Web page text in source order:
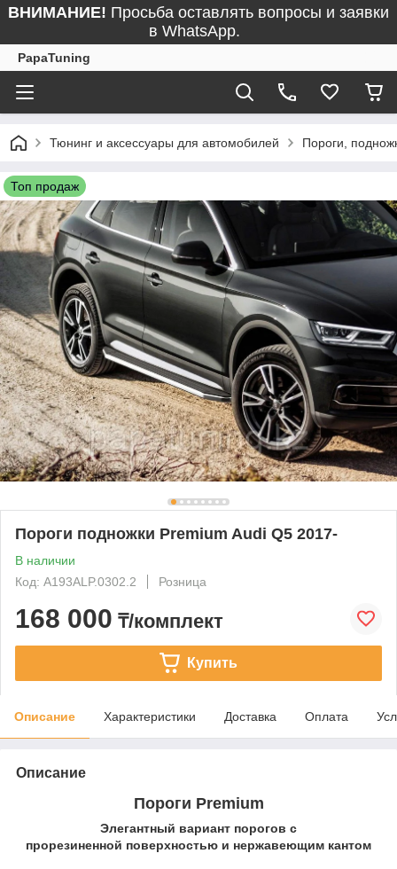
ВНИМАНИЕ! Просьба оставлять вопросы и заявки
в WhatsApp.
PapaTuning
Тюнинг и аксессуары для автомобилей Пороги,
Топ продаж
Пороги подножки Premium Audi Q5 2017-
В наличии
Код: A193ALP.0302.2
Розница
168 000 ₸/комплект
Купить
Описание Характеристики Доставка Оплата
Описание
Пороги Premium
Элегантный вариант порогов с
прорезиненной поверхностью и нержавеющим кантом